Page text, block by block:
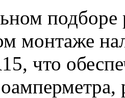
подборе
монтаже
что